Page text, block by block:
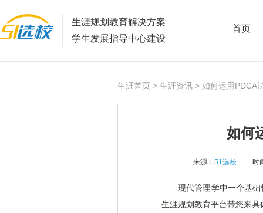
生涯规划教育解决方案
学生发展指导中心建设
首页
生涯首页 > 生涯资讯 > 如何运用PDCA
如何
来源： 51选校 时
现代管理学中一个基础
生涯规划教育平台带您来具